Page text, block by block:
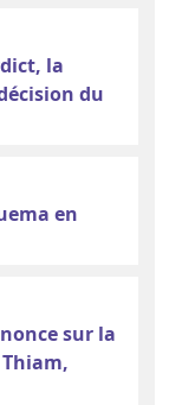
la
du
en
sur la